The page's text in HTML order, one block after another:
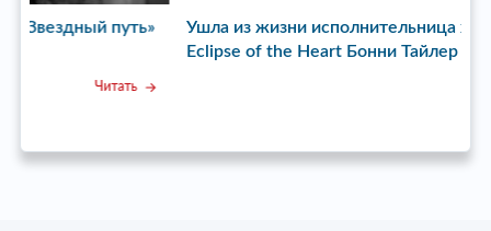
Ушла из жизни исполнительница хита Total
Eclipse of the Heart Бонни Тайлер